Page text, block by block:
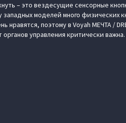
– это вездесущие сенсорные
моделей много физических
поэтому в Voyah МЕЧТА /
управления критически важна.